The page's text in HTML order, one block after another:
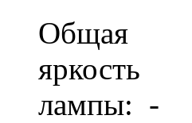
Общая
яркость
лампы: -